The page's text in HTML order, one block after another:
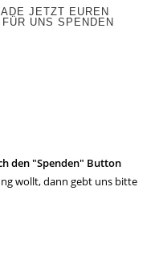
JETZT EUREN
UNS SPENDEN
den "Spenden" Button
wollt, dann gebt uns bitte